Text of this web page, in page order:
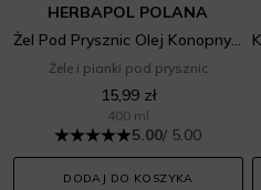
HERBAPOL POLANA
Żel Pod Prysznic Olej Konopny Pomarańcza
Żele i pianki pod prysznic
15,99 zł
400 ml
5.00/ 5.00
DODAJ DO KOSZYKA